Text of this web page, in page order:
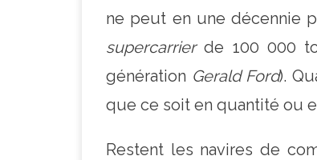
ne peut en une décennie
supercarrierde 100 000
génération Gerald Ford).
que ce soit en quantité ou
Restent les navires de